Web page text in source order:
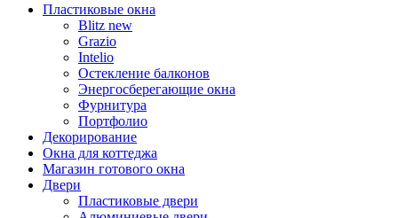
Пластиковые окна
Blitz new
Grazio
Intelio
Остекление балконов
Энергосберегающие окна
Фурнитура
Портфолио
Декорирование
Окна для коттеджа
Магазин готового окна
Двери
Пластиковые двери